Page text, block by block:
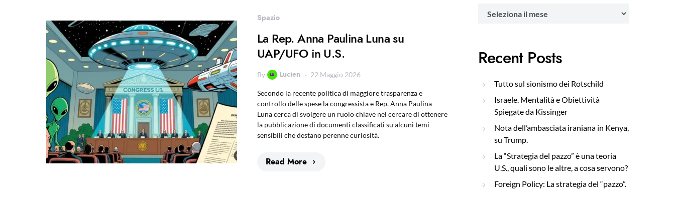
Spazio
La Rep. Anna Paulina Luna su
UAP/UFO in U.S.
By Lucien 22 Maggio 2026
Secondo la recente politica di maggiore trasparenza e
controllo delle spese la congressista e Rep. Anna Paulina
Luna cerca di svolgere un ruolo chiave nel cercare di ottenere
la pubblicazione di documenti classificati su alcuni temi
sensibili che destano perenne curiosità.
Read More
Recent Posts
Tutto sul sionismo dei Rotschild
Israele. Mentalità e Obiettività
Spiegate da Kissinger
Nota dell’ambasciata iraniana in Kenya,
su Trump.
La “Strategia del pazzo” è una teoria
U.S., quali sono le altre, a cosa servono?
Foreign Policy: La strategia del “pazzo”.